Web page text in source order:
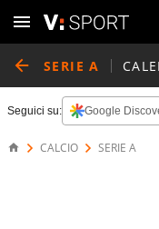
SERIE A
Seguici su: Google
CALCIO SERIE A